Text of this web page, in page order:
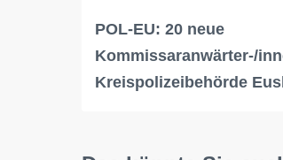
POL-EU: 20 neue
Kommissaranwärter-/
Kreispolizeibehörde